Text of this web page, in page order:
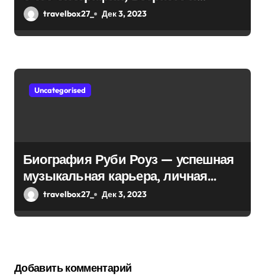
впечатляющих достижениях!
travelbox27_ Дек 3, 2023
Uncategorised
Биография Руби Роуз — успешная
музыкальная карьера, личная
жизнь и знаковые достижения
travelbox27_ Дек 3, 2023
Добавить комментарий